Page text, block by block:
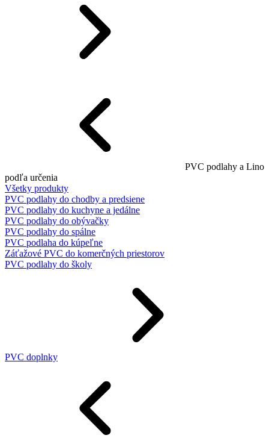
PVC podlahy a Lino
podľa určenia
Všetky produkty
PVC podlahy do chodby a predsiene
PVC podlahy do kuchyne a jedálne
PVC podlahy do obývačky
PVC podlahy do spálne
PVC podlaha do kúpeľne
Záťažové PVC do komerčných priestorov
PVC podlahy do školy
PVC doplnky